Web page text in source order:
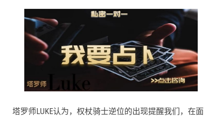
塔罗师LUKE认为，权杖骑士逆位的出现提醒我们，在面